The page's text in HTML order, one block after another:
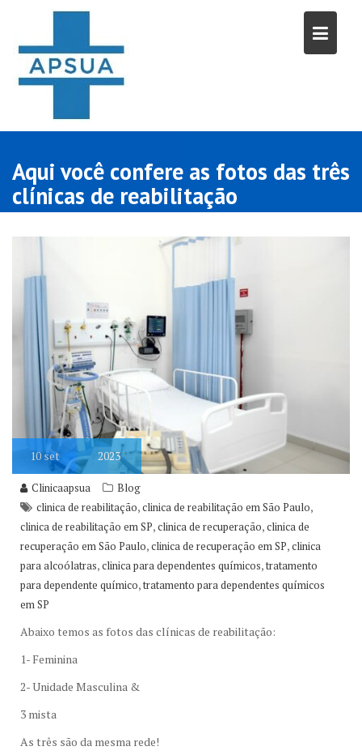
content
Aqui você confere as fotos das três
clínicas de reabilitação
10set 2023
Clinicaapsua
Blog
clinica de reabilitação,clinica de reabilitação em São Paulo,
clinica de reabilitação em SP,clinica de recuperação,clinica de
recuperação em São Paulo,clinica de recuperação em SP,clinica
para alcoólatras,clinica para dependentes químicos,tratamento
para dependente químico,tratamento para dependentes químicos
em SP
Abaixo temos as fotos das clínicas de reabilitação:
1- Feminina
2- Unidade Masculina &
3 mista
As três são da mesma rede!